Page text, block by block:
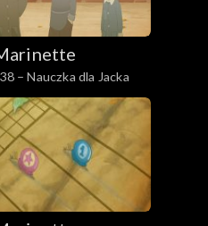
– Nauczka dla Jacka